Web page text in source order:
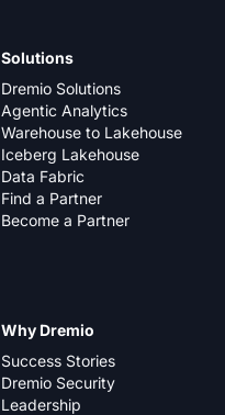
Solutions
Dremio Solutions
Agentic Analytics
Warehouse to Lakehouse
Iceberg Lakehouse
Data Fabric
Find a Partner
Become a Partner
Why Dremio
Success Stories
Dremio Security
Leadership